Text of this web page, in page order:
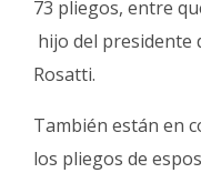
73 pliegos, entre
hijo del presidente
Rosatti.
También están en
los pliegos de